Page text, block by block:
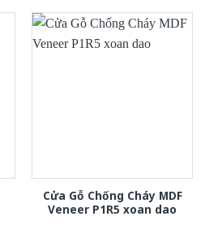
Cửa Gỗ Chống Cháy MDF
Veneer P1R5 xoan dao